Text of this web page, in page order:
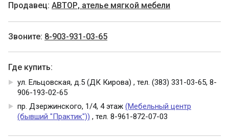
Продавец: АВТОР, ателье мягкой мебели
Звоните: 8-903-931-03-65
Где купить:
ул. Ельцовская, д.5 (ДК Кирова) , тел. (383) 331-03-65, 8-
906-193-02-65
пр. Дзержинского, 1/4, 4 этаж (Мебельный центр
(бывший "Практик")) , тел. 8-961-872-07-03